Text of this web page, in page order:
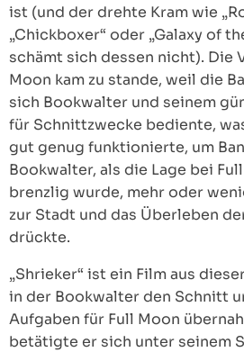
ist (und der drehte Kram wie
„Chickboxer“ oder „Galaxy of
schämt sich dessen nicht). Die
Moon kam zu stande, weil die
sich Bookwalter und seinem
für Schnittzwecke bediente,
gut genug funktionierte, um
Bookwalter, als die Lage bei
brenzlig wurde, mehr oder
zur Stadt und das Überleben
drückte.
„Shrieker“ ist ein Film aus
in der Bookwalter den Schnitt
Aufgaben für Full Moon
betätigte er sich unter seinem